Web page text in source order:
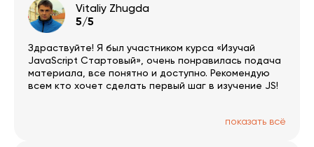
Vitaliy Zhugda
5/5
Здраствуйте! Я был участником курса «Изучай
JavaScript Стартовый», очень понравилась подача
материала, все понятно и доступно. Рекомендую
всем кто хочет сделать первый шаг в изучение JS!
показать всё